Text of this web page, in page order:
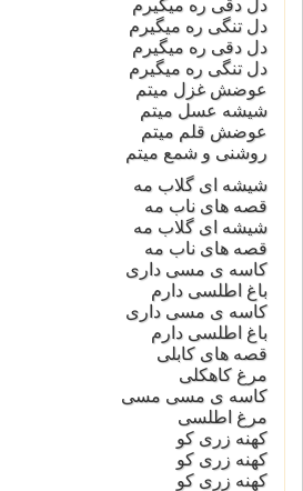
دل دقی ره میگیرم
دل تنگی ره میگیرم
دل دقی ره میگیرم
دل تنگی ره میگیرم
عوضش غزل میتم
شیشه عسل میتم
عوضش قلم میتم
روشنی و شمع میتم
شیشه ای گلاب مه
قصه های ناب مه
شیشه ای گلاب مه
قصه های ناب مه
کاسه ی مسی داری
باغ اطلسی دارم
کاسه ی مسی داری
باغ اطلسی دارم
قصه های کابلی
مرغ کاهکلی
کاسه ی مسی مسی
مرغ اطلسی
کهنه زری کو
کهنه زری کو
کهنه زری کو